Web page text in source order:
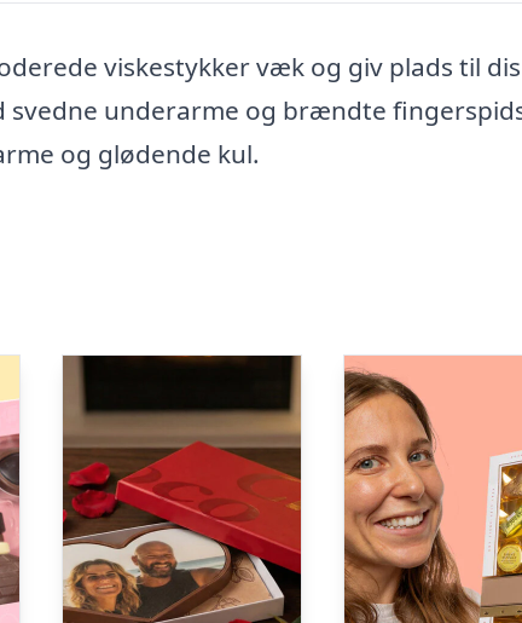
viskestykker væk og giv plads til
svedne underarme og brændte
og glødende kul.